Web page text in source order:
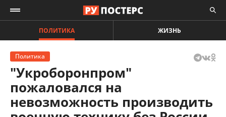
ПОЛИТИКА ЖИЗНЬ
Политика
"Укроборонпром"
пожаловался на
невозможность производить